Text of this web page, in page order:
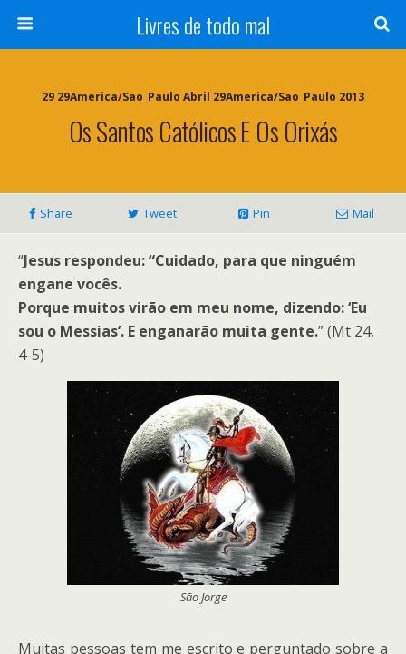
Livres de todo mal
29 29America/Sao_Paulo Abril 29America/Sao_Paulo 2013
Os Santos Católicos E Os Orixás
Share Tweet Pin Mail
“Jesus respondeu: “Cuidado, para que ninguém
engane vocês.
Porque muitos virão em meu nome, dizendo: ‘Eu
sou o Messias’. E enganarão muita gente.” (Mt 24,
4-5)
São Jorge
Muitas pessoas tem me escrito e perguntado sobre a